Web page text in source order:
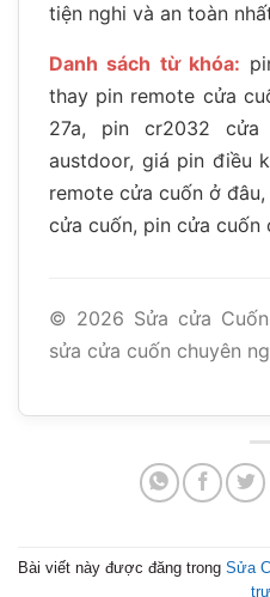
tiện nghi và an toàn
Danh sách từ khóa:
thay pin remote cửa
27a, pin cr2032
austdoor, giá pin điều
remote cửa cuốn ở
cửa cuốn, pin cửa cuốn
© 2026 Sửa cửa
sửa cửa cuốn chuyên
Bài viết này được đăng trong Sửa